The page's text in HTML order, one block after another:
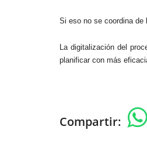
Si eso no se coordina de
La digitalización del
planificar con más
Compartir: